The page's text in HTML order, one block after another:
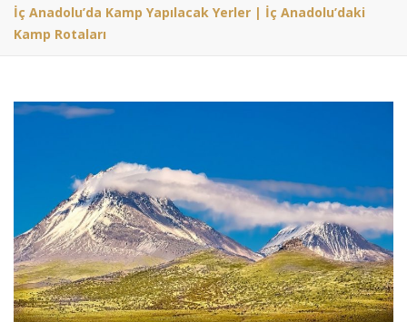
İç Anadolu’da Kamp Yapılacak Yerler | İç Anadolu’daki
Kamp Rotaları